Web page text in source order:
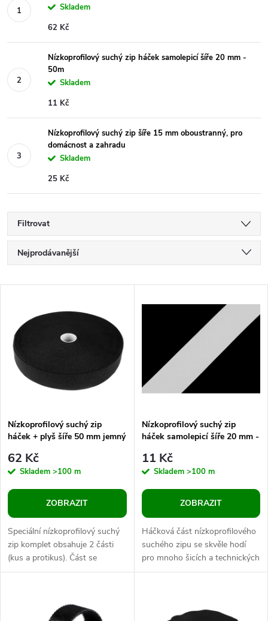
Skladem
62 Kč
Nízkoprofilový suchý zip háček samolepicí šíře 20 mm -
50m
Skladem
11 Kč
Nízkoprofilový suchý zip šíře 15 mm oboustranný, pro
domácnost a zahradu
Skladem
25 Kč
Filtrovat
Ř
a
e
n
p
r
o
d
u
Nejprodávanější
Abecedně
ý
p
s
p
r
o
d
u
Nízkoprofilový suchý zip
háček + plyš šíře 50 mm jemný
62 Kč
Skladem >100 m
ZOBRAZIT
Speciální nízkoprofilový suchý
zip komplet obsahuje 2 části
(kus a protikus). Část se
smyčkami je měkká a na
Nízkoprofilový suchý zip
háček samolepicí šíře 20 mm -
11 Kč
Skladem >100 m
ZOBRAZIT
Háčková část nízkoprofilového
suchého zipu se skvěle hodí
pro mnoho šicích a technických
projektů. K úplné funkčnosti